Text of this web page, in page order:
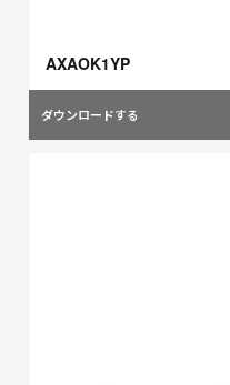
AXAOK1YP
ダウンロードする